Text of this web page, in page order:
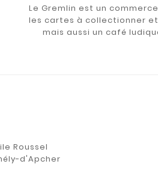
Le Gremlin est un
les cartes à collectionner et
mais aussi un café
Roussel
d'Apcher